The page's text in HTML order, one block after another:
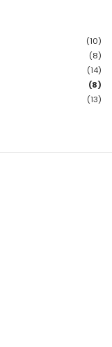
(10)
(8)
(14)
(8)
(13)